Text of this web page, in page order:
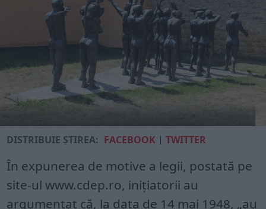
DISTRIBUIE ȘTIREA: FACEBOOK |TWITTER
În expunerea de motive a legii, postată pe
site-ul www.cdep.ro, inițiatorii au
argumentat că, la data de 14 mai 1948, „au